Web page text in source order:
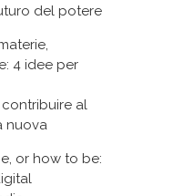
del potere
4 idee per
al
nuova
or how to be: